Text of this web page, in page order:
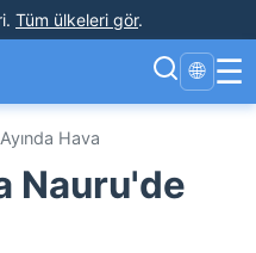
. Tüm ülkeleri gör.
🌐 ☰
Hava
Nauru'de